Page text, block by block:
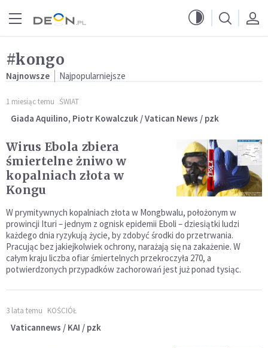
#kongo
Najnowsze Najpopularniejsze
1 miesiąc temu ŚWIAT
Giada Aquilino, Piotr Kowalczuk / Vatican News / pzk
Wirus Ebola zbiera
śmiertelne żniwo w
kopalniach złota w
Kongu
W prymitywnych kopalniach złota w Mongbwalu, położonym w
prowincji Ituri – jednym z ognisk epidemii Eboli – dziesiątki ludzi
każdego dnia ryzykują życie, by zdobyć środki do przetrwania.
Pracując bez jakiejkolwiek ochrony, narażają się na zakażenie. W
całym kraju liczba ofiar śmiertelnych przekroczyła 270, a
potwierdzonych przypadków zachorowań jest już ponad tysiąc.
3 lata temu KOŚCIÓŁ
Vaticannews / KAI / pzk